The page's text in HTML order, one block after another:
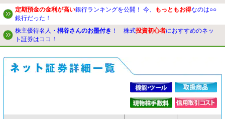
定期預金の金利が高い銀行ランキングを公開！ 今、 もっともお得なのは○○
銀行だった！
株主優待名人・ 桐谷さんのお墨付き ！ 株式投資初心者におすすめのネッ
ト証券はココ！